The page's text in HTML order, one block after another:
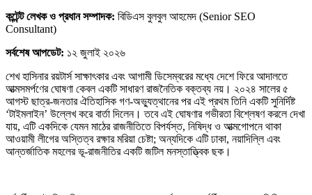
কন্টেন্ট লেখক ও প্রধান সম্পাদক: বিডিএস বুলবুল আহমেদ (Senior SEO
Consultant)
সর্বশেষ আপডেট: ১২ জুলাই ২০২৬
শেখ হাসিনার রয়টার্স সাক্ষাৎকার এবং আগামী ডিসেম্বরের মধ্যে দেশে ফিরে আদালতে
আত্মসমর্পণের ঘোষণা কেবল একটি সাধারণ রাজনৈতিক বক্তব্য নয়। ২০২৪ সালের ৫
আগস্ট ছাত্র-জনতার ঐতিহাসিক গণ-অভ্যুত্থানের পর এই প্রথম তিনি একটি সুনির্দিষ্ট
‘টাইমলাইন’ উল্লেখ করে বার্তা দিলেন। তবে এই ঘোষণার গভীরতা বিশ্লেষণ করলে দেখা
যায়, এটি একদিকে যেমন মাঠের রাজনীতিতে বিপর্যস্ত, নিষিদ্ধ ও আত্মগোপনে থাকা
আওয়ামী লীগের অস্তিত্ব রক্ষার মরিয়া চেষ্টা; অন্যদিকে এটি ঢাকা, নয়াদিল্লি এবং
আন্তর্জাতিক মহলের ভূ-রাজনীতির একটি জটিল মনস্তাত্ত্বিক ছক।